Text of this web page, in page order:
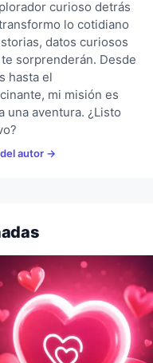
curioso detrás
lo cotidiano
datos curiosos
sorprenderán. Desde
hasta el
mi misión es
una aventura. ¿Listo
autor